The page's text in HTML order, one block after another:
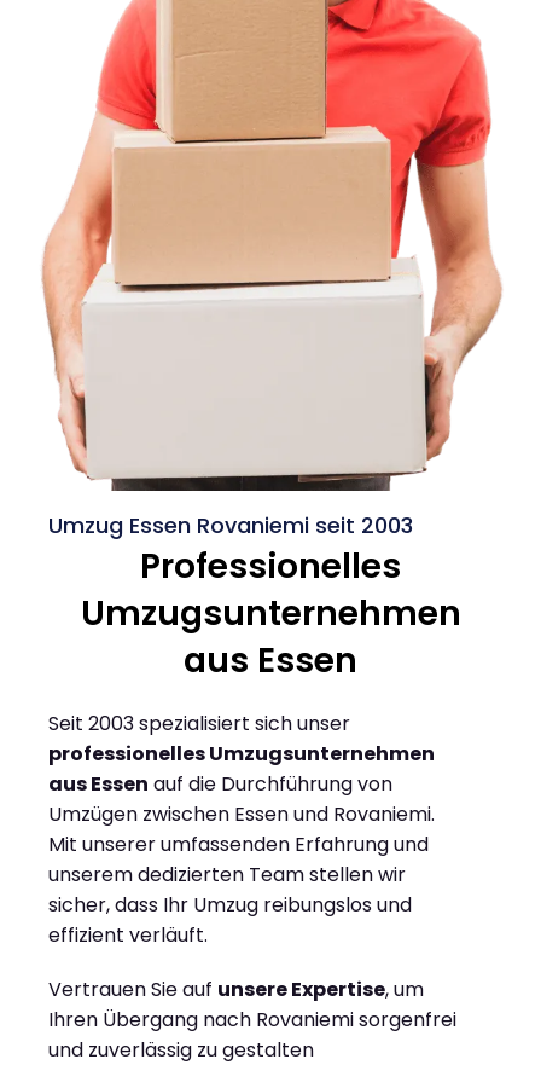
Umzug Essen Rovaniemi seit 2003
Professionelles
Umzugsunternehmen
aus Essen
Seit 2003 spezialisiert sich unser
professionelles Umzugsunternehmen
aus Essen auf die Durchführung von
Umzügen zwischen Essen und Rovaniemi.
Mit unserer umfassenden Erfahrung und
unserem dedizierten Team stellen wir
sicher, dass Ihr Umzug reibungslos und
effizient verläuft.
Vertrauen Sie auf unsere Expertise, um
Ihren Übergang nach Rovaniemi sorgenfrei
und zuverlässig zu gestalten